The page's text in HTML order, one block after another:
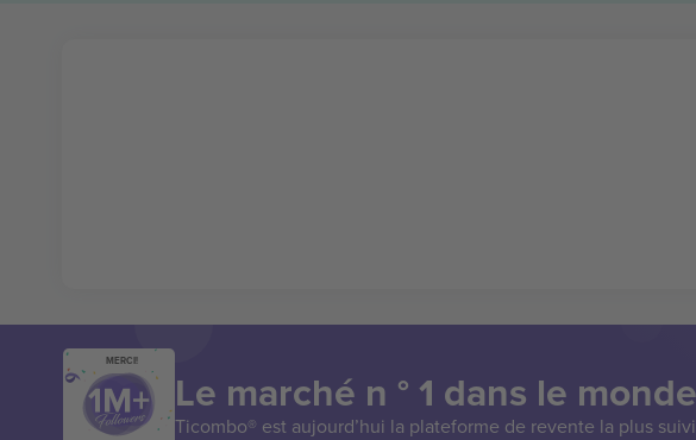
MERCI!
Le marché n ° 1 dans le
Ticombo® est aujourd’hui la plateforme de revente la plus